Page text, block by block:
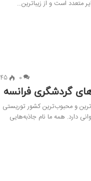
متعدد است و از زیباترین…
0
45
گردشگری فرانسه
و محبوب‌ترین کشور توریستی
دارد. همه ما نام جاذبه‌هایی